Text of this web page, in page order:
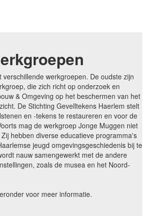
verschillende werkgroepen. De oudste zijn
die zich richt op onderzoek en
& Omgeving op het beschermen van het
De Stichting Gevelltekens Haerlem stelt
en -tekens te restaureren en voor de
mag de werkgroep Jonge Muggen niet
hebben diverse educatieve programma's
jeugd omgevingsgeschiedenis bij te
nauw samengewerkt met de andere
zoals de musea en het Noord-
voor meer informatie.